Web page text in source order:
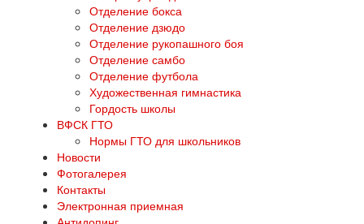
Отделение бокса
Отделение дзюдо
Отделение рукопашного боя
Отделение самбо
Отделение футбола
Художественная гимнастика
Гордость школы
ВФСК ГТО
Нормы ГТО для школьников
Новости
Фотогалерея
Контакты
Электронная приемная